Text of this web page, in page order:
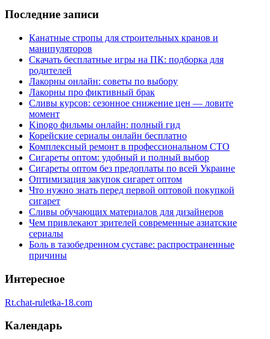
Последние записи
Канатные стропы для строительных кранов и
манипуляторов
Скачать бесплатные игры на ПК: подборка для
родителей
Лакорны онлайн: советы по выбору
Лакорны про фиктивный брак
Сливы курсов: сезонное снижение цен — ловите
момент
Kinogo фильмы онлайн: полный гид
Корейские сериалы онлайн бесплатно
Комплексный ремонт в профессиональном СТО
Сигареты оптом: удобный и полный выбор
Сигареты оптом без предоплаты по всей Украине
Оптимизация закупок сигарет оптом
Что нужно знать перед первой оптовой покупкой
сигарет
Сливы обучающих материалов для дизайнеров
Чем привлекают зрителей современные азиатские
сериалы
Боль в тазобедренном суставе: распространенные
причины
Интересное
Rt.chat-ruletka-18.com
Календарь